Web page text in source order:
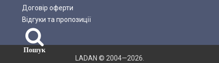
Договір оферти
Відгуки та пропозиції
Пошук
LADAN © 2004—2026.